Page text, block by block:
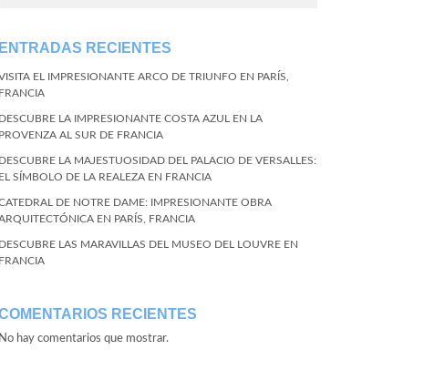
ENTRADAS RECIENTES
EL IMPRESIONANTE ARCO DE TRIUNFO EN PARÍS,
FRANCIA
DESCUBRE LA IMPRESIONANTE COSTA AZUL EN LA
PROVENZA AL SUR DE FRANCIA
DESCUBRE LA MAJESTUOSIDAD DEL PALACIO DE VERSALLES:
EL SÍMBOLO DE LA REALEZA EN FRANCIA
DE NOTRE DAME: IMPRESIONANTE OBRA
EN PARÍS, FRANCIA
DESCUBRE LAS MARAVILLAS DEL MUSEO DEL LOUVRE EN
FRANCIA
RECIENTES
No hay comentarios que mostrar.